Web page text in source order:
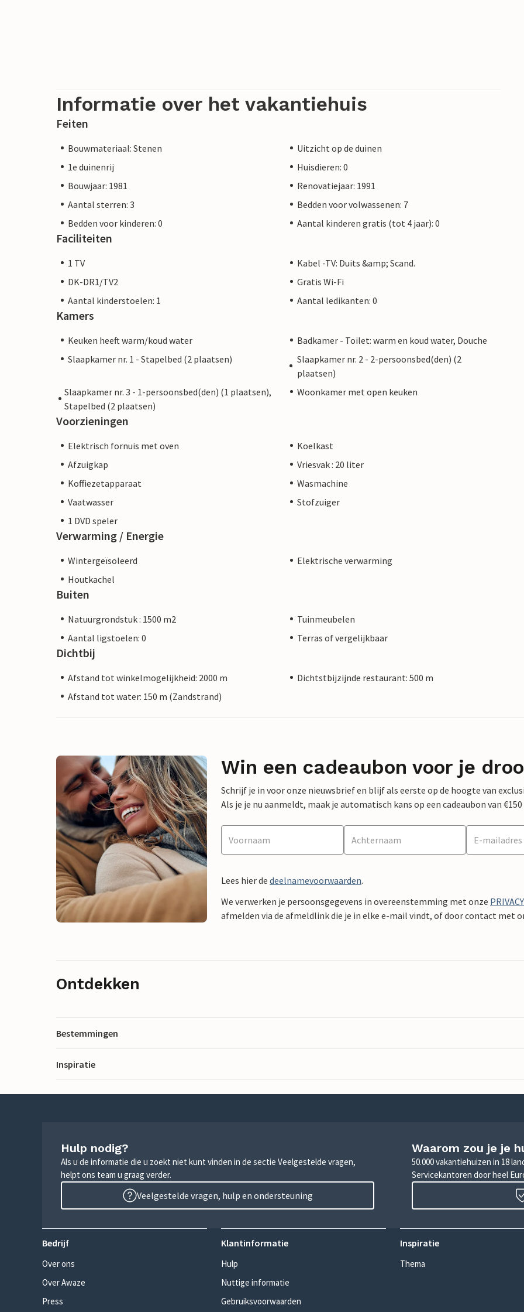
Informatie over het vakantiehuis
Feiten
Bouwmateriaal: Stenen
Uitzicht op de duinen
1e duinenrij
Huisdieren: 0
Bouwjaar: 1981
Renovatiejaar: 1991
Aantal sterren: 3
Bedden voor volwassenen: 7
Bedden voor kinderen: 0
Aantal kinderen gratis (tot 4 jaar): 0
Faciliteiten
1 TV
Kabel -TV: Duits &amp; Scand.
DK-DR1/TV2
Gratis Wi-Fi
Aantal kinderstoelen: 1
Aantal ledikanten: 0
Kamers
Keuken heeft warm/koud water
Badkamer - Toilet: warm en koud water, Douche
Slaapkamer nr. 1 - Stapelbed (2 plaatsen)
Slaapkamer nr. 2 - 2-persoonsbed(den) (2
plaatsen)
Slaapkamer nr. 3 - 1-persoonsbed(den) (1 plaatsen),
Stapelbed (2 plaatsen)
Woonkamer met open keuken
Voorzieningen
Elektrisch fornuis met oven
Koelkast
Afzuigkap
Vriesvak : 20 liter
Koffiezetapparaat
Wasmachine
Vaatwasser
Stofzuiger
1 DVD speler
Verwarming / Energie
Wintergeïsoleerd
Elektrische verwarming
Houtkachel
Buiten
Natuurgrondstuk : 1500 m2
Tuinmeubelen
Aantal ligstoelen: 0
Terras of vergelijkbaar
Dichtbij
Afstand tot winkelmogelijkheid: 2000 m
Dichtstbijzijnde restaurant: 500 m
Afstand tot water: 150 m (Zandstrand)
Win een cadeaubon voor je
Schrijf je in voor onze nieuwsbrief en blijf als eerste op de hoogte van
Als je je nu aanmeldt, maak je automatisch kans op een cadeaubon van
Lees hier de deelnamevoorwaarden.
We verwerken je persoonsgegevens in overeenstemming met onze
afmelden via de afmeldlink die je in elke e-mail vindt, of door contact met
Ontdekken
Bestemmingen
Inspiratie
Hulp nodig?
Als u de informatie die u zoekt niet kunt vinden in de sectie Veelgestelde vragen,
helpt ons team u graag verder.
Veelgestelde vragen, hulp en ondersteuning
Waarom zou je je
50.000 vakantiehuizen in 18
Servicekantoren door heel
Bedrijf
Over ons
Over Awaze
Press
Klantinformatie
Hulp
Nuttige informatie
Gebruiksvoorwaarden
Inspiratie
Thema